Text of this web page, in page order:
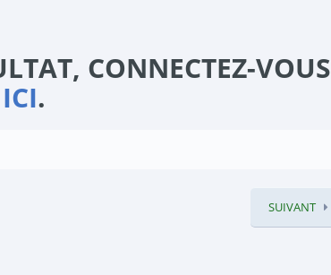
CONNECTEZ-VOUS
.
SUIVANT